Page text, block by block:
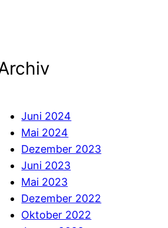
Juni 2024
Mai 2024
Dezember 2023
Juni 2023
Mai 2023
Dezember 2022
Oktober 2022